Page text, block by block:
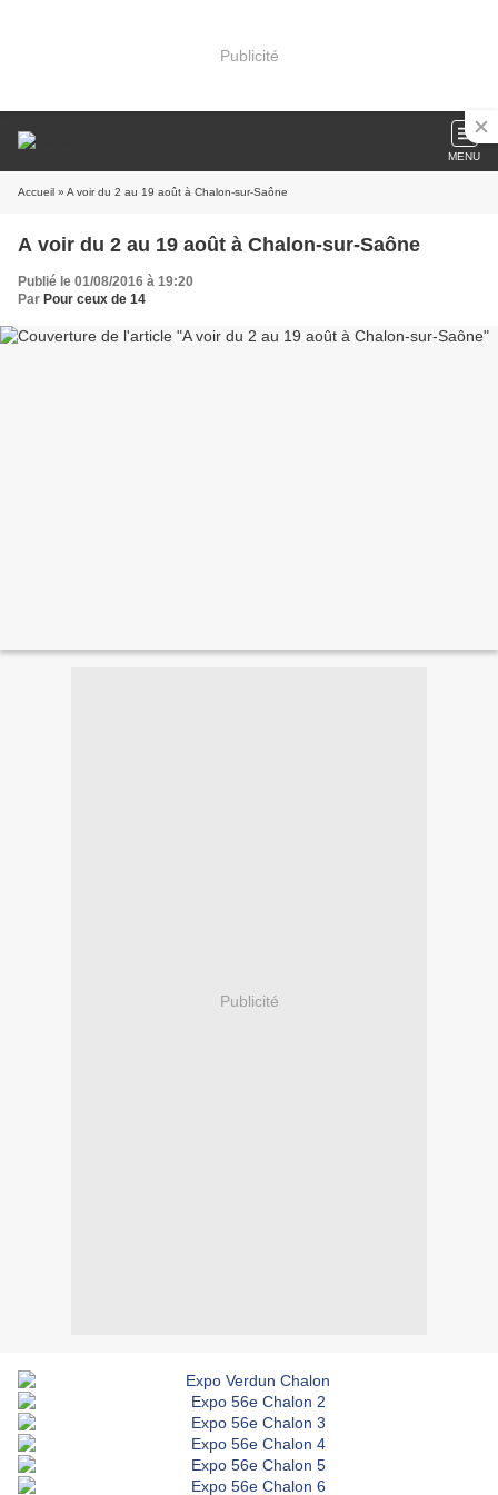
Publicité
MENU
Accueil » A voir du 2 au 19 août à Chalon-sur-Saône
A voir du 2 au 19 août à Chalon-sur-Saône
Publié le 01/08/2016 à 19:20
Par Pour ceux de 14
Publicité